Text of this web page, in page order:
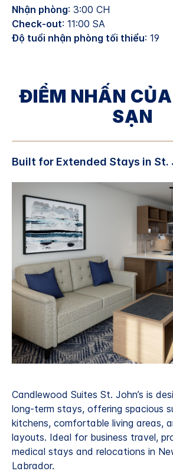
Nhận phòng: 3:00 CH
Check-out: 11:00 SA
Độ tuổi nhận phòng tối thiểu: 19
ĐIỂM NHẤN
SẠN
Candlewood Suites St. John’s is
long‑term stays, offering spacious
kitchens, comfortable living areas,
layouts. Ideal for business travel,
medical stays and relocations in
Labrador.